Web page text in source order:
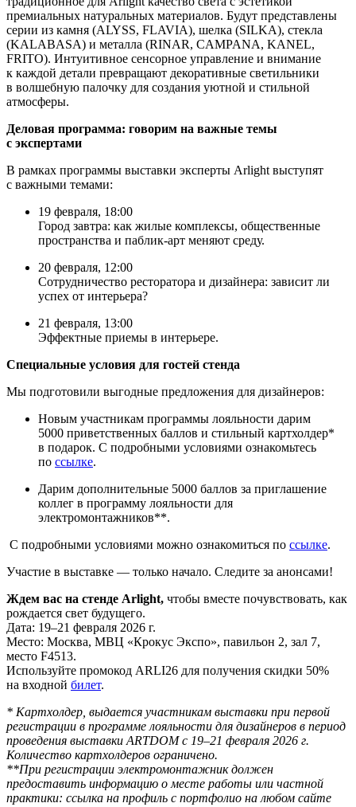
премиальных натуральных материалов. Будут представлены
серии из камня (ALYSS, FLAVIA), шелка (SILKA), стекла
(KALABASA) и металла (RINAR, CAMPANA, KANEL,
FRITO). Интуитивное сенсорное управление и внимание
к каждой детали превращают декоративные светильники
в волшебную палочку для создания уютной и стильной
атмосферы.
Деловая программа: говорим на важные темы
с экспертами
В рамках программы выставки эксперты Arlight выступят
с важными темами:
19 февраля, 18:00
Город завтра: как жилые комплексы, общественные
пространства и паблик-арт меняют среду.
20 февраля, 12:00
Сотрудничество ресторатора и дизайнера: зависит ли
успех от интерьера?
21 февраля, 13:00
Эффектные приемы в интерьере.
Специальные условия для гостей стенда
Мы подготовили выгодные предложения для дизайнеров:
Новым участникам программы лояльности дарим
5000 приветственных баллов и стильный картхолдер*
в подарок. С подробными условиями ознакомьтесь
по ссылке.
Дарим дополнительные 5000 баллов за приглашение
коллег в программу лояльности для
электромонтажников**.
С подробными условиями можно ознакомиться по ссылке.
Участие в выставке — только начало. Следите за анонсами!
Ждем вас на стенде Arlight, чтобы вместе почувствовать, как
рождается свет будущего.
Дата: 19–21 февраля 2026 г.
Место: Москва, МВЦ «Крокус Экспо», павильон 2, зал 7,
место F4513.
Используйте промокод ARLI26 для получения скидки 50%
на входной билет.
* Картхолдер, выдается участникам выставки при первой
регистрации в программе лояльности для дизайнеров в период
проведения выставки ARTDOM с 19–21 февраля 2026 г.
Количество картхолдеров ограничено.
**При регистрации электромонтажник должен
предоставить информацию о месте работы или частной
практики: ссылка на профиль с портфолио на любом сайте